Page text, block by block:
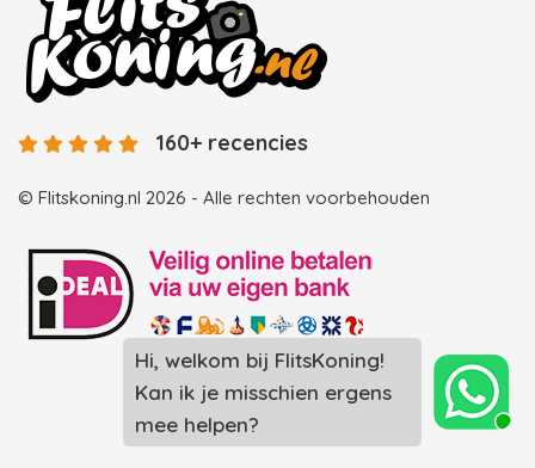
Hi, welkom bij FlitsKoning!
Kan ik je misschien ergens
mee helpen?
© Flitskoning.nl 2026 - Alle rechten voorbehouden
160+ recencies
Landingspagina overzicht photobooths
Landingspagina overzicht videobooths
Photobooth huren in Spijkenisse